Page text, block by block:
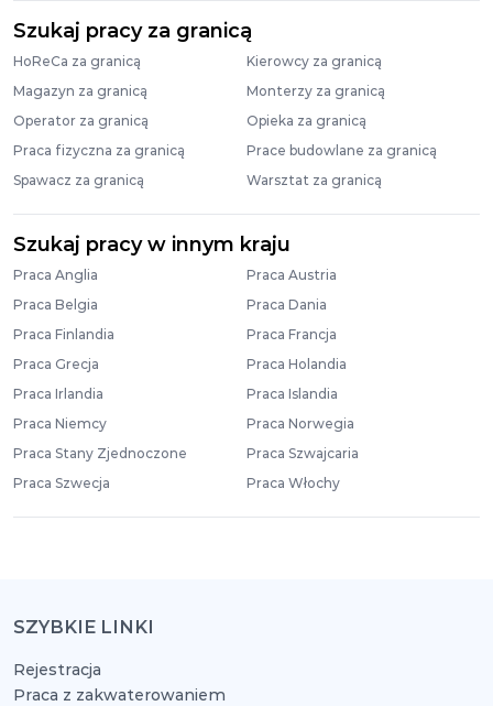
Szukaj pracy za granicą
HoReCa za granicą
Kierowcy za granicą
Magazyn za granicą
Monterzy za granicą
Operator za granicą
Opieka za granicą
Praca fizyczna za granicą
Prace budowlane za granicą
Spawacz za granicą
Warsztat za granicą
Szukaj pracy w innym kraju
Praca Anglia
Praca Austria
Praca Belgia
Praca Dania
Praca Finlandia
Praca Francja
Praca Grecja
Praca Holandia
Praca Irlandia
Praca Islandia
Praca Niemcy
Praca Norwegia
Praca Stany Zjednoczone
Praca Szwajcaria
Praca Szwecja
Praca Włochy
SZYBKIE LINKI
Rejestracja
Praca z zakwaterowaniem